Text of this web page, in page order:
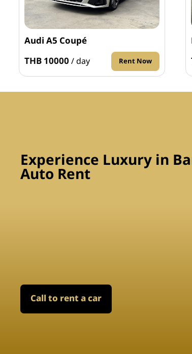
Audi A5 Coupé
THB 10000 / day Rent Now
Experience Luxury in
Auto Rent
Call to rent a car